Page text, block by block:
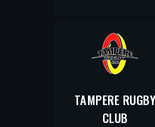
TAMPERE RUGBY
CLUB